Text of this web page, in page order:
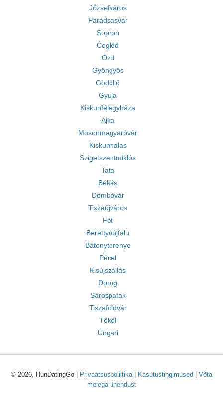
Józsefváros
Parádsasvár
Sopron
Cegléd
Ózd
Gyöngyös
Gödöllő
Gyula
Kiskunfélegyháza
Ajka
Mosonmagyaróvár
Kiskunhalas
Szigetszentmiklós
Tata
Békés
Dombóvár
Tiszaújváros
Fót
Berettyóújfalu
Bátonyterenye
Pécel
Kisújszállás
Dorog
Sárospatak
Tiszaföldvár
Tököl
Ungari
© 2026, HunDatingGo | Privaatsuspoliitika| Kasutustingimused
Võta
meiega ühendust